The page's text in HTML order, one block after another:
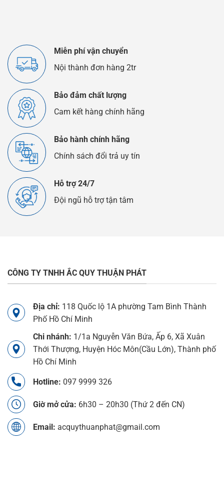
Thế
Nào?
Miễn phí vận chuyển
Nội thành đơn hàng 2tr
Bảo đảm chất lượng
Cam kết hàng chính hãng
Bảo hành chính hãng
Chính sách đổi trả uy tín
Hỗ trợ 24/7
Đội ngũ hỗ trợ tận tâm
CÔNG TY TNHH ẮC QUY THUẬN PHÁT
Địa chỉ: 118 Quốc lộ 1A phường Tam Bình Thành
Phố Hồ Chí Minh
Chi nhánh: 1/1a Nguyễn Văn Bứa, Ấp 6, Xã Xuân
Thới Thượng, Huyện Hóc Môn(Cầu Lớn), Thành phố
Hồ Chí Minh
Hotline: 097 9999 326
Giờ mở cửa: 6h30 – 20h30 (Thứ 2 đến CN)
Email: acquythuanphat@gmail.com